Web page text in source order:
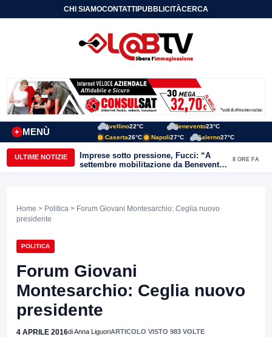
CHI SIAMOCONTATTIPUBBLICITÀCERCA
MENÙ
+
Avellino22°C Benevento23°C
Caserta26°C Napoli27°C Salerno27°C
ULTIME NOTIZIE
Imprese sotto pressione, Fucci: “A
settembre mobilitazione da Benevento
e Avellino”
8 ORE FA
Home > Politica > Forum Giovani Montesarchio: Ceglia nuovo
presidente
POLITICA
Forum Giovani
Montesarchio: Ceglia nuovo
presidente
4 APRILE 2016di Anna LiguoriARTICOLO VISTO 983 VOLTE